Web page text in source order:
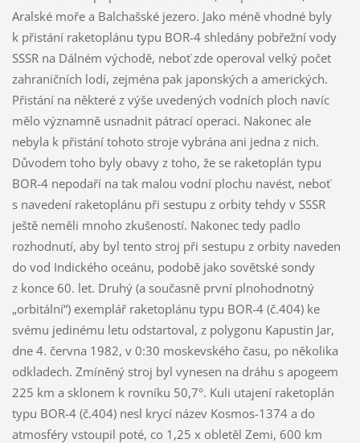
Aralské moře a Balchašské jezero. Jako méně vhodné byly
k přistání raketoplánu typu BOR-4 shledány pobřežní vody
SSSR na Dálném východě, neboť zde operoval velký počet
zahraničních lodí, zejména pak japonských a amerických.
Přistání na některé z výše uvedených vodních ploch navíc
mělo významně usnadnit pátrací operaci. Nakonec ale
nebyla k přistání tohoto stroje vybrána ani jedna z nich.
Důvodem toho byly obavy z toho, že se raketoplán typu
BOR-4 nepodaří na tak malou vodní plochu navést, neboť
s navedení raketoplánu při sestupu z orbity tehdy v SSSR
ještě neměli mnoho zkušeností. Nakonec tedy padlo
rozhodnutí, aby byl tento stroj při sestupu z orbity naveden
do vod Indického oceánu, podobě jako sovětské sondy
z konce 60. let. Druhý (a současně první plnohodnotný
„orbitální“) exemplář raketoplánu typu BOR-4 (č.404) ke
svému jedinému letu odstartoval, z polygonu Kapustin Jar,
dne 4. června 1982, v 0:30 moskevského času, po několika
odkladech. Zmíněný stroj byl vynesen na dráhu s apogeem
225 km a sklonem k rovníku 50,7°. Kuli utajení raketoplán
typu BOR-4 (č.404) nesl krycí název Kosmos-1374 a do
atmosféry vstoupil poté, co 1,25 x obletěl Zemi, 600 km